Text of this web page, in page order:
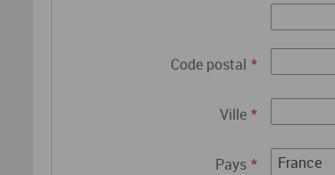
Code postal *
Ville *
Pays *